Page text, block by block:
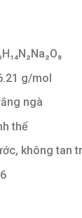
g/mol
ngà
thể
không tan